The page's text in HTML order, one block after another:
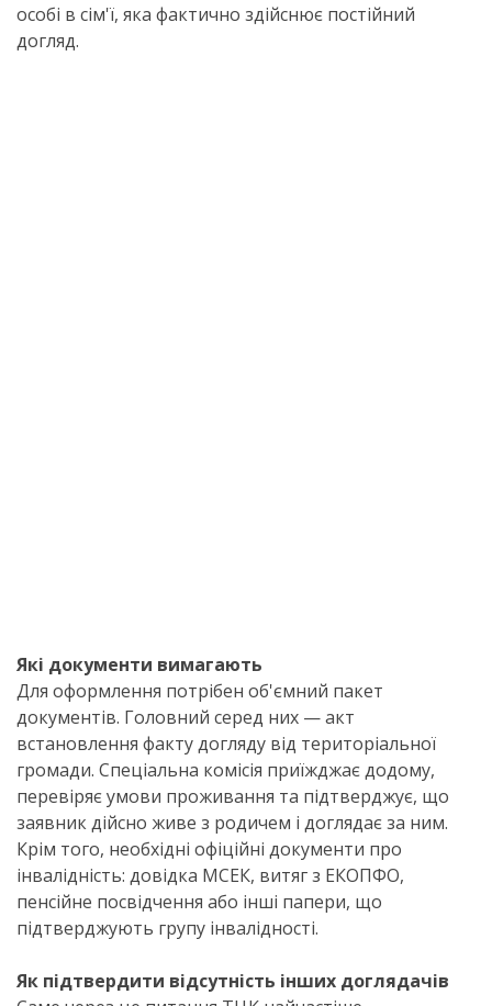
особі в сім'ї, яка фактично здійснює постійний
догляд.
Які документи вимагають
Для оформлення потрібен об'ємний пакет
документів. Головний серед них — акт
встановлення факту догляду від територіальної
громади. Спеціальна комісія приїжджає додому,
перевіряє умови проживання та підтверджує, що
заявник дійсно живе з родичем і доглядає за ним.
Крім того, необхідні офіційні документи про
інвалідність: довідка МСЕК, витяг з ЕКОПФО,
пенсійне посвідчення або інші папери, що
підтверджують групу інвалідності.
Як підтвердити відсутність інших доглядачів